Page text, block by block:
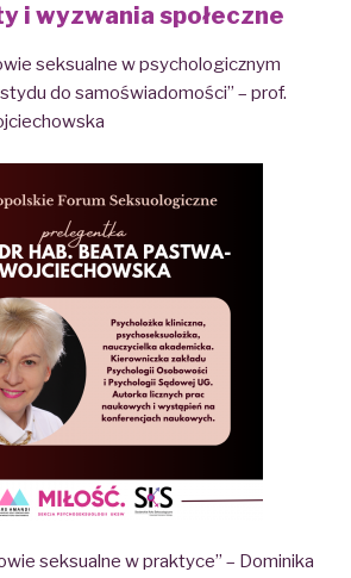
i wyzwania społeczne
seksualne w psychologicznym
do samoświadomości” – prof.
seksualne w praktyce” – Dominika